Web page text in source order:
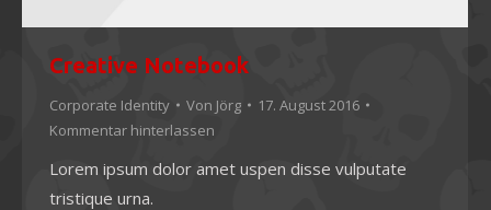
Creative Notebook
Corporate Identity Von Jörg
17. August 2016
Kommentar hinterlassen
Lorem ipsum dolor amet uspen disse vulputate
tristique urna.